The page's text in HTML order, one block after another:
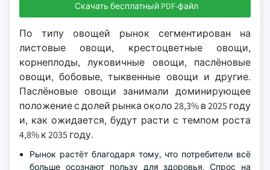
Скачать бесплатный PDF-файл
По типу овощей рынок сегментирован на
листовые овощи, крестоцветные овощи,
корнеплоды, луковичные овощи, паслёновые
овощи, бобовые, тыквенные овощи и другие.
Паслёновые овощи занимали доминирующее
положение с долей рынка около 28,3% в 2025 году
и, как ожидается, будут расти с темпом роста
4,8% к 2035 году.
Рынок растёт благодаря тому, что потребители всё
больше осознают пользу для здоровья. Спрос на